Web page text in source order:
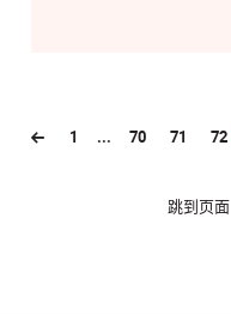
1 ... 70 71 72
跳到页面